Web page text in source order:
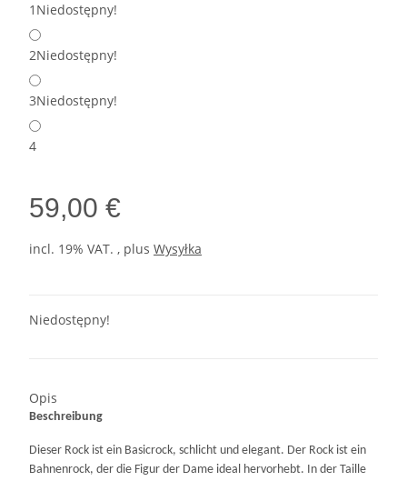
1 Niedostępny!
2Niedostępny!
3Niedostępny!
4
59,00 €
incl. 19% VAT. , plus Wysyłka
Niedostępny!
Opis
Beschreibung
Dieser Rock ist ein Basicrock, schlicht und elegant. Der Rock ist ein
Bahnenrock, der die Figur der Dame ideal hervorhebt. In der Taille